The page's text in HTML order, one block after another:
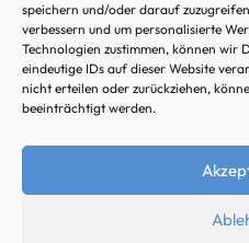
speichern und/oder darauf
verbessern und um personalisierte
Technologien zustimmen, können wir
eindeutige IDs auf dieser Website
nicht erteilen oder zurückziehen,
beeinträchtigt werden.